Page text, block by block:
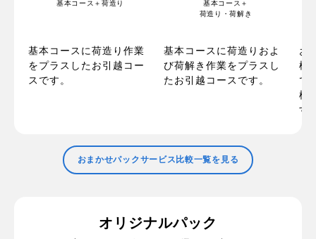
基本コース＋荷造り
基本コースに荷造り作業
をプラスしたお引越コー
スです。
基本コース＋
荷造り・荷解き
基本コースに荷造りおよ
び荷解き作業をプラスし
たお引越コースです。
お
梱
で
標
す
オリジナルパック
おまかせパックサービス比較一覧を見る